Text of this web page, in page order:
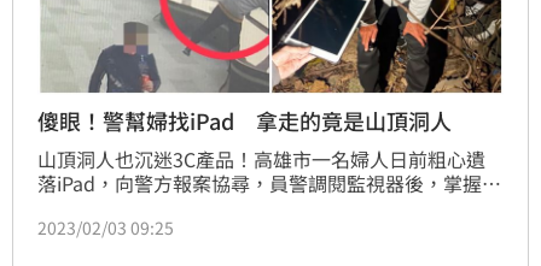
傻眼！警幫婦找iPad 拿走的竟是山頂洞人
山頂洞人也沉迷3C產品！高雄市一名婦人日前粗心遺
落iPad，向警方報案協尋，員警調閱監視器後，掌握
遭棄置在人行道上的座椅，自己才會撿走帶回家使用，
2023/02/03 09:25